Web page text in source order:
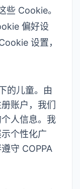
些 Cookie。
偏好设
设置，
的儿童。由
账户，我们
人信息。我
个性化广
守 COPPA